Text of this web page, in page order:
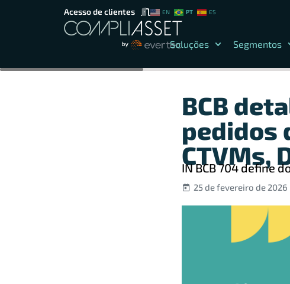
Acesso de clientes EN PT ES
Soluções Segmentos
BCB
pedidos
CTVMs,
IN BCB 704 define
25 de fevereiro de 2026